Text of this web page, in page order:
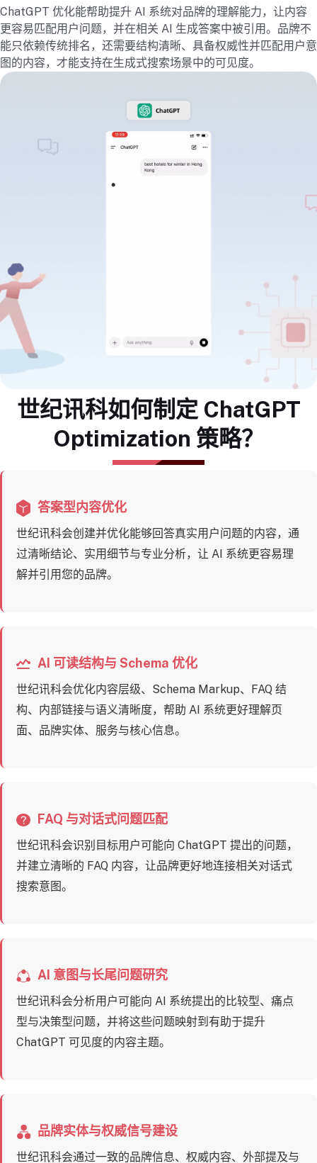
ChatGPT 优化能帮助提升 AI 系统对品牌的理解能力，让内容
更容易匹配用户问题，并在相关 AI 生成答案中被引用。品牌不
能只依赖传统排名，还需要结构清晰、具备权威性并匹配用户意
图的内容，才能支持在生成式搜索场景中的可见度。
世纪讯科如何制定 ChatGPT
Optimization 策略？
答案型内容优化
世纪讯科会创建并优化能够回答真实用户问题的内容，通
过清晰结论、实用细节与专业分析，让 AI 系统更容易理
解并引用您的品牌。
AI 可读结构与 Schema 优化
世纪讯科会优化内容层级、Schema Markup、FAQ 结
构、内部链接与语义清晰度，帮助 AI 系统更好理解页
面、品牌实体、服务与核心信息。
FAQ 与对话式问题匹配
世纪讯科会识别目标用户可能向 ChatGPT 提出的问题，
并建立清晰的 FAQ 内容，让品牌更好地连接相关对话式
搜索意图。
AI 意图与长尾问题研究
世纪讯科会分析用户可能向 AI 系统提出的比较型、痛点
型与决策型问题，并将这些问题映射到有助于提升
ChatGPT 可见度的内容主题。
品牌实体与权威信号建设
世纪讯科会通过一致的品牌信息、权威内容、外部提及与